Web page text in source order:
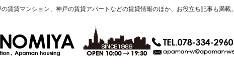
賃貸マンション、神戸の賃貸アパートなどの賃貸情報のほか、お役立ち記事も満載。